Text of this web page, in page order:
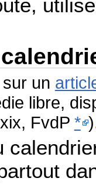
un
libre,
FvdP *